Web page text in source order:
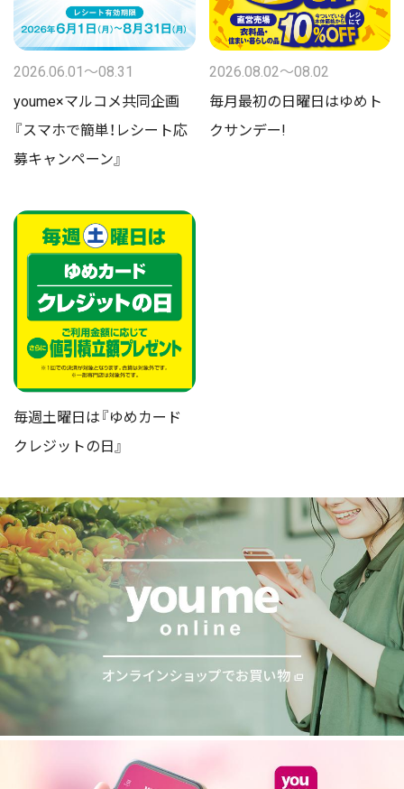
2026.06.01〜08.31
youme×マルコメ共同企画
『スマホで簡単！レシート応
募キャンペーン』
2026.08.02〜08.02
毎月最初の日曜日はゆめト
クサンデー!
毎週土曜日は『ゆめカード
クレジットの日』